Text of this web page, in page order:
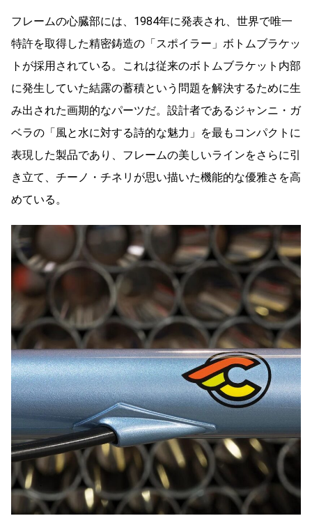
フレームの心臓部には、1984年に発表され、世界で唯一
特許を取得した精密鋳造の「スポイラー」ボトムブラケッ
トが採用されている。これは従来のボトムブラケット内部
に発生していた結露の蓄積という問題を解決するために生
み出された画期的なパーツだ。設計者であるジャンニ・ガ
ベラの「風と水に対する詩的な魅力」を最もコンパクトに
表現した製品であり、フレームの美しいラインをさらに引
き立て、チーノ・チネリが思い描いた機能的な優雅さを高
めている。